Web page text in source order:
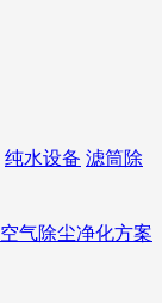
纯水设备 滤筒除
空气除尘净化方案